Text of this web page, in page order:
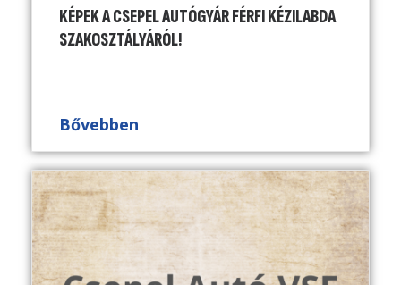
KÉPEK A CSEPEL AUTÓGYÁR FÉRFI KÉZILABDA
SZAKOSZTÁLYÁRÓL!
Bővebben